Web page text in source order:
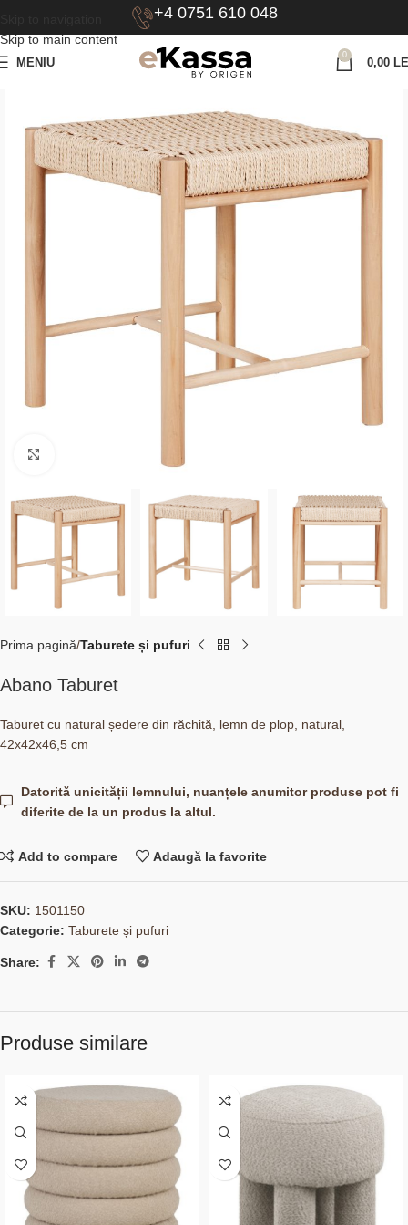
Skip to main content
+4 0751 610 048
MENIU
0
0,00
Prima pagină Taburete și pufuri
Abano Taburet
Taburet cu natural ședere din răchită, lemn de plop, natural,
42x42x46,5 cm
Datorită unicității lemnului, nuanțele anumitor produse pot fi
diferite de la un produs la altul.
Add to compare Adaugă la favorite
SKU: 1501150
Categorie: Taburete și pufuri
Share:
Produse similare